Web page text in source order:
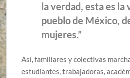
la verdad, esta es la
pueblo de México,
mujeres.”
Así, familiares y colectivas
estudiantes, trabajadoras,